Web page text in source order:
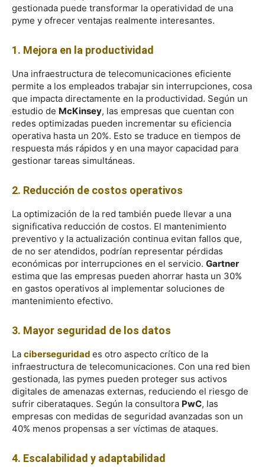
gestionada puede transformar la operatividad de una
pyme y ofrecer ventajas realmente interesantes.
1. Mejora en la productividad
Una infraestructura de telecomunicaciones eficiente
permite a los empleados trabajar sin interrupciones, cosa
que impacta directamente en la productividad. Según un
estudio de McKinsey, las empresas que cuentan con
redes optimizadas pueden incrementar su eficiencia
operativa hasta un 20%. Esto se traduce en tiempos de
respuesta más rápidos y en una mayor capacidad para
gestionar tareas simultáneas.
2. Reducción de costos operativos
La optimización de la red también puede llevar a una
significativa reducción de costos. El mantenimiento
preventivo y la actualización continua evitan fallos que,
de no ser atendidos, podrían representar pérdidas
económicas por interrupciones en el servicio. Gartner
estima que las empresas pueden ahorrar hasta un 30%
en gastos operativos al implementar soluciones de
mantenimiento efectivo.
3. Mayor seguridad de los datos
La ciberseguridad es otro aspecto crítico de la
infraestructura de telecomunicaciones. Con una red bien
gestionada, las pymes pueden proteger sus activos
digitales de amenazas externas, reduciendo el riesgo de
sufrir ciberataques. Según la consultora PwC, las
empresas con medidas de seguridad avanzadas son un
40% menos propensas a ser víctimas de ataques.
4. Escalabilidad y adaptabilidad